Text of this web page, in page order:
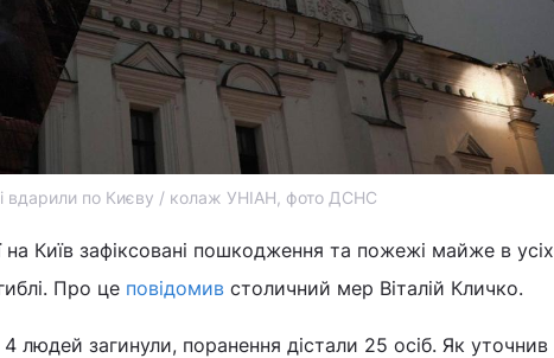
вдарили по Києву / колаж УНІАН, фото ДСНС
на Київ зафіксовані пошкодження та пожежі майже в усіх
Про це повідомив столичний мер Віталій Кличко.
людей загинули, поранення дістали 25 осіб. Як уточнив